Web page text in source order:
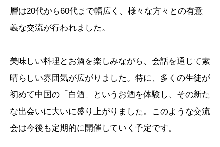
層は20代から60代まで幅広く、様々な方々との有意
義な交流が行われました。
美味しい料理とお酒を楽しみながら、会話を通じて素
晴らしい雰囲気が広がりました。特に、多くの生徒が
初めて中国の「白酒」というお酒を体験し、その新た
な出会いに大いに盛り上がりました。このような交流
会は今後も定期的に開催していく予定です。